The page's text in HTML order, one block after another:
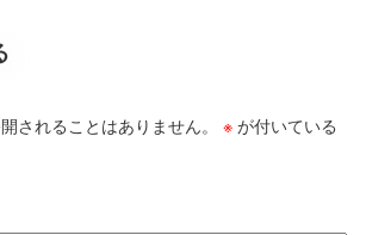
されることはありません。 ※が付いている